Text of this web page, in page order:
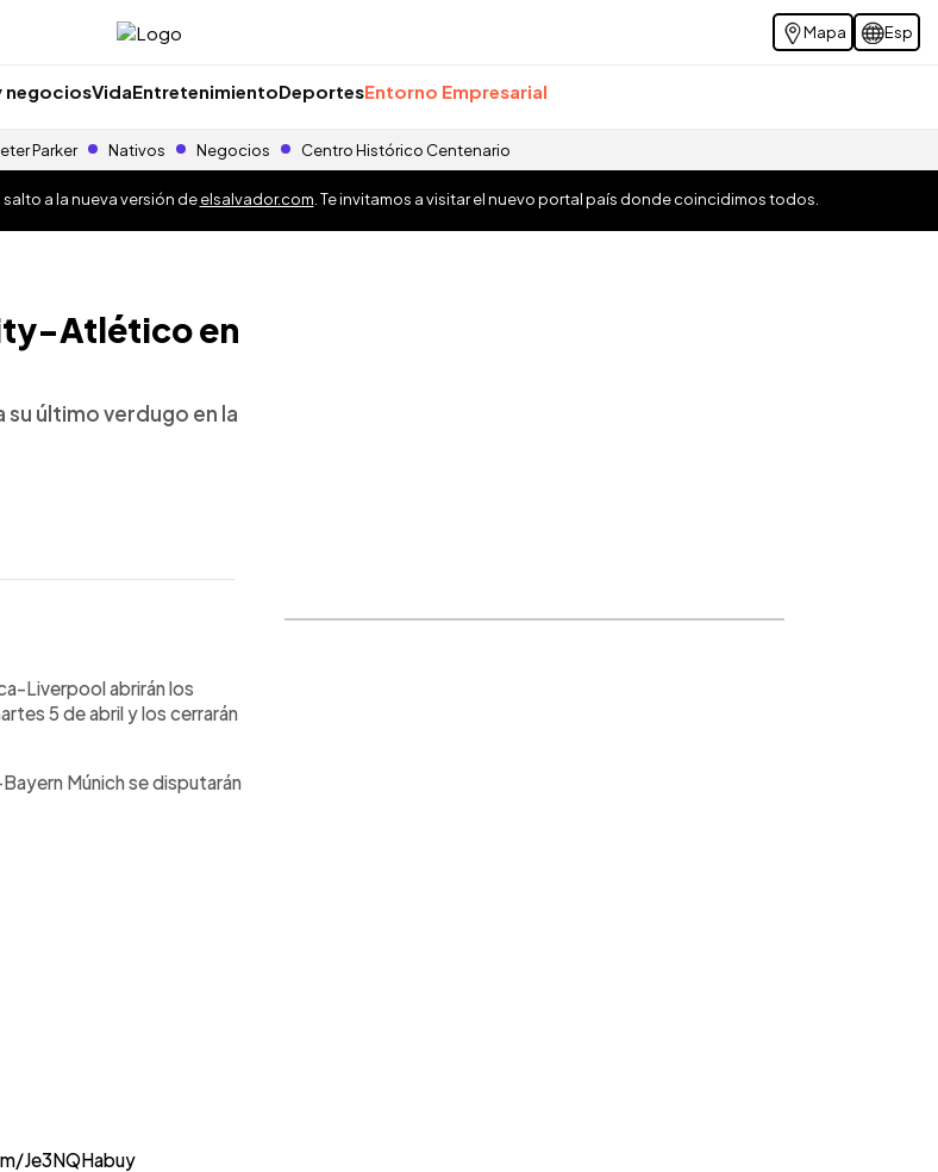
Mapa Esp
negociosVidaEntretenimientoDeportesEntorno Empresarial
Parker Nativos Negocios Centro Histórico Centenario
a la nueva versión deelsalvador.com . Te invitamos a visitar el nuevo portal país donde coincidimos todos.
Atlético en
último verdugo en la
Liverpool abrirán los
5 de abril y los cerrarán
Múnich se disputarán
Je3NQHabuy